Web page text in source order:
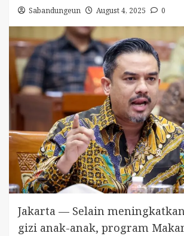
Sabandungeun August 4, 2025 0
Jakarta — Selain
gizi anak-anak, program